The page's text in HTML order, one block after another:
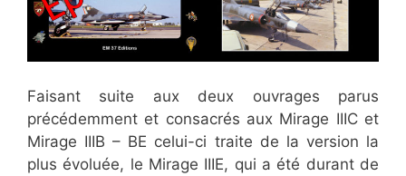
Faisant suite aux deux ouvrages parus
précédemment et consacrés aux Mirage IIIC et
Mirage IIIB – BE celui-ci traite de la version la
plus évoluée, le Mirage IIIE, qui a été durant de